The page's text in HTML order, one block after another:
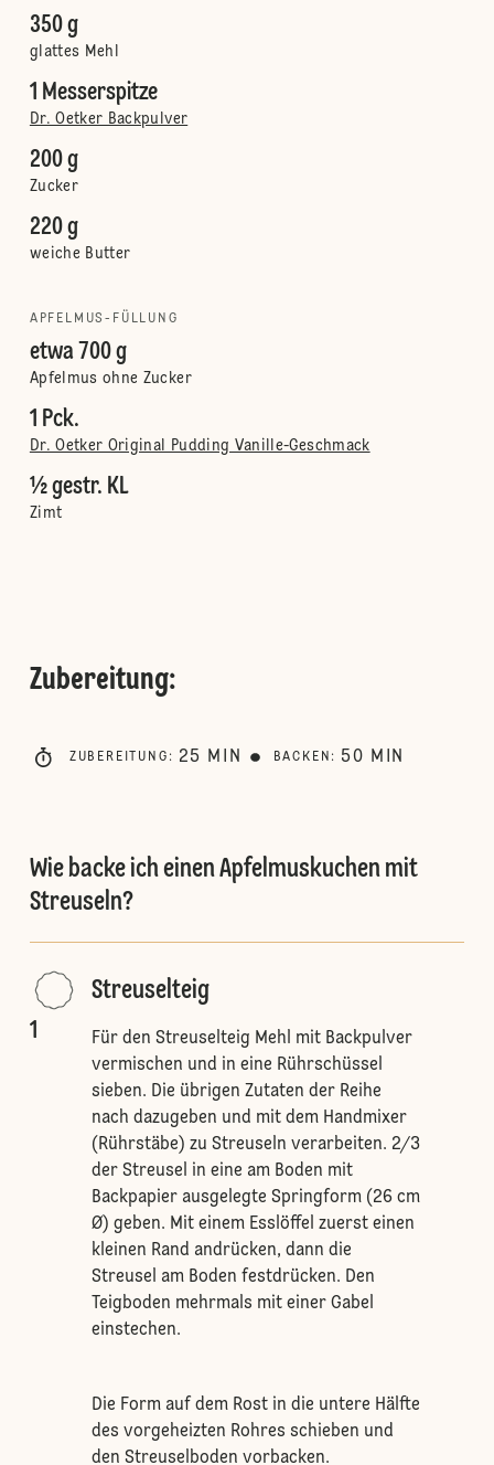
350 g
glattes Mehl
1 Messerspitze
Dr. Oetker Backpulver
200 g
Zucker
220 g
weiche Butter
APFELMUS-FÜLLUNG
etwa 700 g
Apfelmus ohne Zucker
1 Pck.
Dr. Oetker Original Pudding Vanille-Geschmack
½ gestr. KL
Zimt
Zubereitung:
ZUBEREITUNG : 25 MIN BACKEN : 50 MIN
Wie backe ich einen Apfelmuskuchen mit
Streuseln?
1
Streuselteig
Für den Streuselteig Mehl mit Backpulver
vermischen und in eine Rührschüssel
sieben. Die übrigen Zutaten der Reihe
nach dazugeben und mit dem Handmixer
(Rührstäbe) zu Streuseln verarbeiten. 2/3
der Streusel in eine am Boden mit
Backpapier ausgelegte Springform (26 cm
Ø) geben. Mit einem Esslöffel zuerst einen
kleinen Rand andrücken, dann die
Streusel am Boden festdrücken. Den
Teigboden mehrmals mit einer Gabel
einstechen.
Die Form auf dem Rost in die untere Hälfte
des vorgeheizten Rohres schieben und
den Streuselboden vorbacken.